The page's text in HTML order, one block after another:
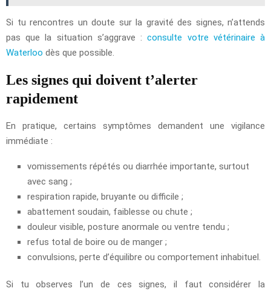
Si tu rencontres un doute sur la gravité des signes, n’attends
pas que la situation s’aggrave :consulte votre vétérinaire à
Waterloo dès que possible.
Les signes qui doivent t’alerter
rapidement
En pratique, certains symptômes demandent une vigilance
immédiate :
vomissements répétés ou diarrhée importante, surtout
avec sang ;
respiration rapide, bruyante ou difficile ;
abattement soudain, faiblesse ou chute ;
douleur visible, posture anormale ou ventre tendu ;
refus total de boire ou de manger ;
convulsions, perte d’équilibre ou comportement inhabituel.
Si tu observes l’un de ces signes, il faut considérer la